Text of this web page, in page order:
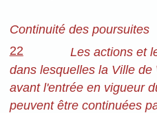
Continuité des poursuites
22
Les actions et
dans lesquelles la Ville de
avant l'entrée en vigueur
peuvent être continuées